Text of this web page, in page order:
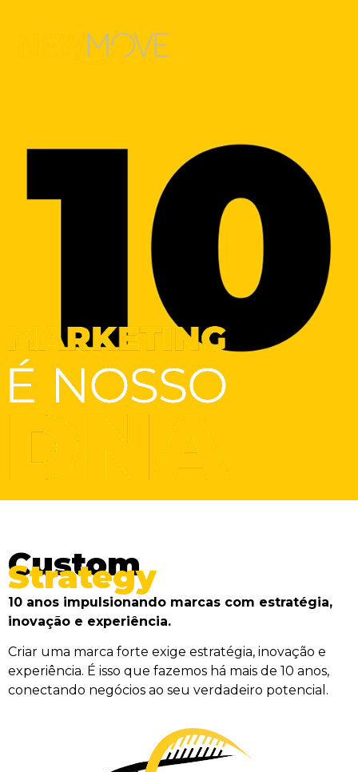
Custom
Strategy
10 anos impulsionando marcas com estratégia,
inovação e experiência.
Criar uma marca forte exige estratégia, inovação e
experiência. É isso que fazemos há mais de 10 anos,
conectando negócios ao seu verdadeiro potencial.